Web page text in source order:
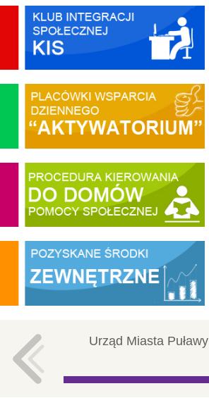
Urząd Miasta Puławy